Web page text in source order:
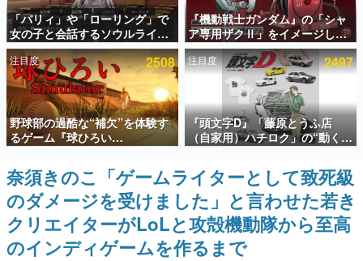
アプリセール情報
インタビュー
連載・特集一覧
殿堂入り記事
SNS拡散数が数千以上！ ページビュー数万以上！ などな
ど。多くの人々に読まれた、電ファミ渾身の“殿堂入り”記
事をまとめました。
ゲームの企画書
名作ゲームクリエイターの方々に製作時のエピソードをお
聞きし、ヒットする企画（ゲーム）とは何か？を探ってい
きます。
赫本
この物語を解いてはいけない。『赫本』は、〈試験問題〉
「パリィ」や「ローリング」で
女の子と会話するソウルライク
恋愛ゲーム『小早川さんはソウ
ルライク』無料公開。返事に失
敗すると「YOU DIED」
『機動戦士ガンダム』の「シャ
ア専用ザクⅡ」をイメージした
散水ホースリールが予約開始。
本体にはシャアのパーソナルマ
ークやジオン公国軍のエンブレ
ム、型式番号などを配置
注目度 2508
野球部の過酷な“補欠”を体験す
るゲーム『球ひろい
Simulator』が「1件」のウィッ
シュリストをもとにチェコ語に
対応しSNSで話題に。『キング
ダム・カム』開発元やチェコの
プロ野球選手から称賛の声
注目度 2497
『頭文字D』「藤原とうふ店
（自家用）ハチロク」の“動くテ
ィッシュケース”が買えるポップ
アップショップが開催へ。マン
ガの舞台である群馬の「イオン
モール高崎」にて、8月11日か
ら8月20日までの期間限定で開
催予定
奈須きのこ「ゲームライターとして致死級
のダメージを受けました」と言わせた若き
クリエイターがLoLと攻殻機動隊から至高
のインディゲームを作るまで